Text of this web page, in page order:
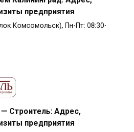
предприятия
Комсомольск), Пн-Пт: 08:30-
Строитель: Адрес,
предприятия